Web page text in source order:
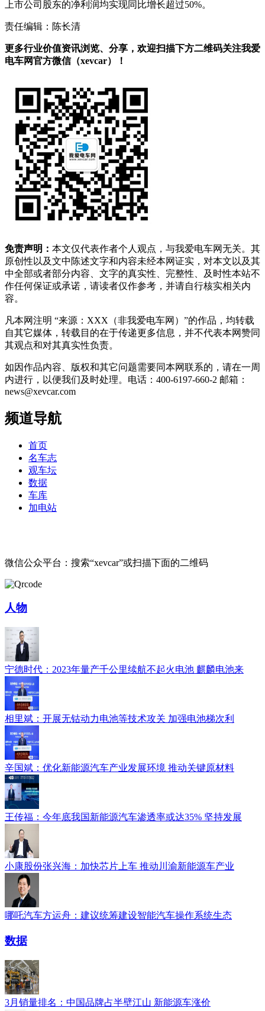
上市公司股东的净利润均实现同比增长超过50%。
责任编辑：陈长清
更多行业价值资讯浏览、分享，欢迎扫描下方二维码关注我爱
电车网官方微信（xevcar）！
免责声明： 本文仅代表作者个人观点，与我爱电车网无关。其
原创性以及文中陈述文字和内容未经本网证实，对本文以及其
中全部或者部分内容、文字的真实性、完整性、及时性本站不
作任何保证或承诺，请读者仅作参考，并请自行核实相关内
容。
凡本网注明 “来源：XXX（非我爱电车网）”的作品，均转载
自其它媒体，转载目的在于传递更多信息，并不代表本网赞同
其观点和对其真实性负责。
如因作品内容、版权和其它问题需要同本网联系的，请在一周
内进行，以便我们及时处理。电话：400-6197-660-2 邮箱：
news@xevcar.com
频道导航
首页
名车志
观车坛
数据
车库
加电站
微信公众平台：搜索“xevcar”或扫描下面的二维码
人物
宁德时代：2023年量产千公里续航不起火电池 麒麟电池来
相里斌：开展无钴动力电池等技术攻关 加强电池梯次利
辛国斌：优化新能源汽车产业发展环境 推动关键原材料
王传福：今年底我国新能源汽车渗透率或达35% 坚持发展
小康股份张兴海：加快芯片上车 推动川渝新能源车产业
哪吒汽车方运舟：建议统筹建设智能汽车操作系统生态
数据
3月销量排名：中国品牌占半壁江山 新能源车涨价